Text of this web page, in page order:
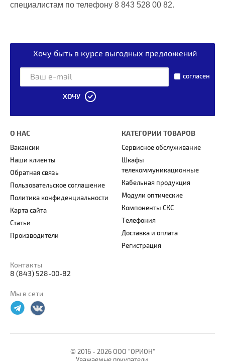
специалистам по телефону 8 843 528 00 82.
Хочу быть в курсе выгодных предложений
согласен
ХОЧУ
О НАС
Вакансии
Наши клиенты
Обратная связь
Пользовательское соглашение
Политика конфиденциальности
Карта сайта
Статьи
Производители
КАТЕГОРИИ ТОВАРОВ
Сервисное обслуживание
Шкафы
телекоммуникационные
Кабельная продукция
Модули оптические
Компоненты СКС
Телефония
Доставка и оплата
Регистрация
Контакты
8 (843) 528-00-82
Мы в сети
© 2016 - 2026 ООО "ОРИОН"